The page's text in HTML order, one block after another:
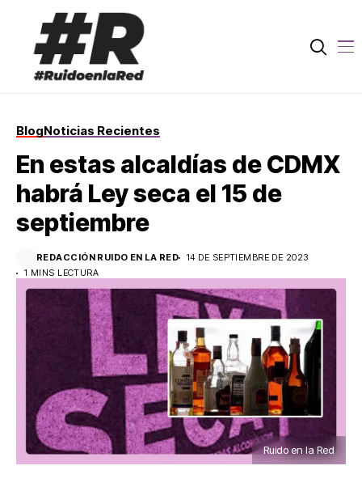
BlogNoticias Recientes
En estas alcaldías de CDMX
habrá Ley seca el 15 de
septiembre
REDACCIÓN RUIDO EN LA RED
14 DE SEPTIEMBRE DE 2023
1 MINS LECTURA
Ruido en la Red